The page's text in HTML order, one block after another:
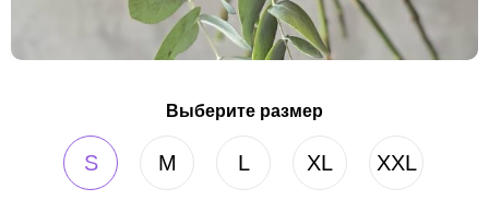
Выберите размер
S M L XL XXL